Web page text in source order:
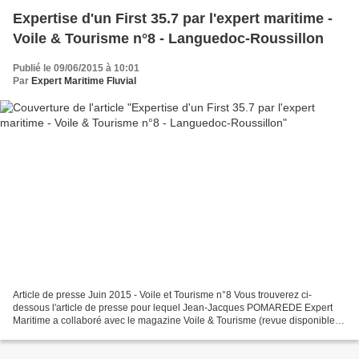
Expertise d'un First 35.7 par l'expert maritime -
Voile & Tourisme n°8 - Languedoc-Roussillon
Publié le 09/06/2015 à 10:01
Par Expert Maritime Fluvial
Article de presse Juin 2015 - Voile et Tourisme n°8 Vous trouverez ci-
dessous l'article de presse pour lequel Jean-Jacques POMAREDE Expert
Maritime a collaboré avec le magazine Voile & Tourisme (revue disponible